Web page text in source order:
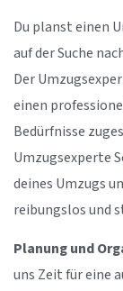
Du planst einen
auf der Suche
Der
einen
Bedürfnisse
Umzugsexperte
deines Umzugs
reibungslos und
Planung und
uns Zeit für eine